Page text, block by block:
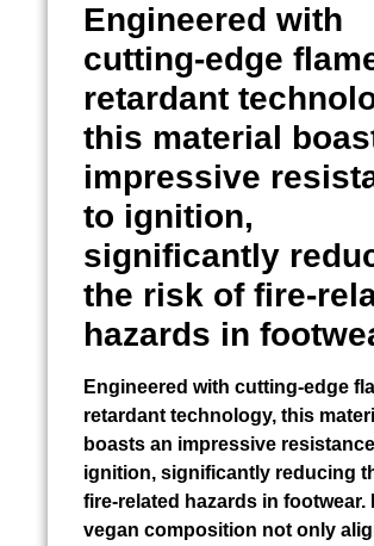
Engineered with
cutting-edge
retardant
this material
impressive
to ignition,
significantly
the risk of fire-
hazards in
Engineered with cutting-edge
retardant technology, this
boasts an impressive
ignition, significantly reducing
fire-related hazards in footwear.
vegan composition not only